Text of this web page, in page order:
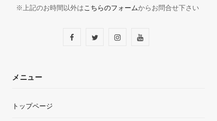
※上記のお時間以外はこちらのフォームからお問合せ下さい
T I Y
メニュー
トップページ